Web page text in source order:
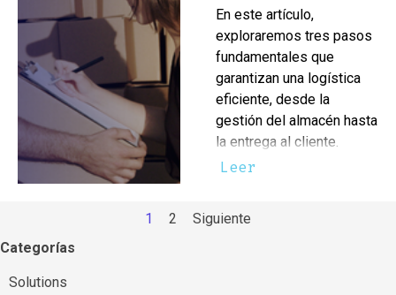
En este artículo,
exploraremos tres pasos
fundamentales que
garantizan una logística
eficiente, desde la
gestión del almacén hasta
la entrega al cliente.
Leer
Página actual:
1 Ir a la página:
2
Siguiente
Saltar el bloque Categorías
Categorías
Solutions